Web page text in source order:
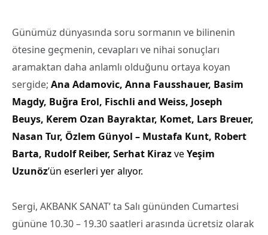
Günümüz dünyasında soru sormanın ve bilinenin
ötesine geçmenin, cevapları ve nihai sonuçları
aramaktan daha anlamlı olduğunu ortaya koyan
sergide; Ana Adamovic, Anna Fausshauer, Basim
Magdy, Buğra Erol, Fischli and Weiss, Joseph
Beuys, Kerem Ozan Bayraktar, Komet, Lars Breuer,
Nasan Tur, Özlem Günyol – Mustafa Kunt, Robert
Barta, Rudolf Reiber, Serhat KirazveYeşim
Uzunöz’ün eserleri yer alıyor.
Sergi, AKBANK SANAT’ ta Salı gününden Cumartesi
gününe 10.30 – 19.30 saatleri arasında ücretsiz olarak